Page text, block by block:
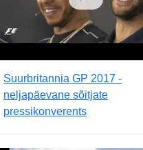
Suurbritannia GP 2017 -
neljapäevane sõitjate
pressikonverents